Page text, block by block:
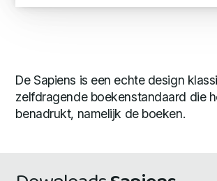
De Sapiens is een echte design
zelfdragende boekenstandaard die
benadrukt, namelijk de boeken.